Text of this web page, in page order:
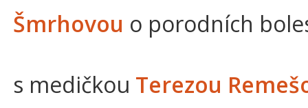
Šmrhovou o porodních
s medičkou Terezou